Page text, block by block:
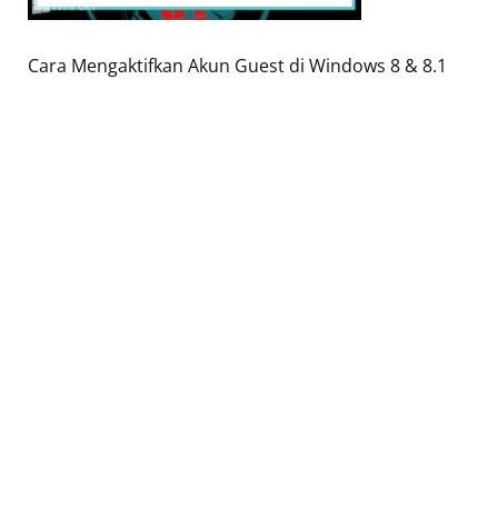
Cara Mengaktifkan Akun Guest di Windows 8 & 8.1